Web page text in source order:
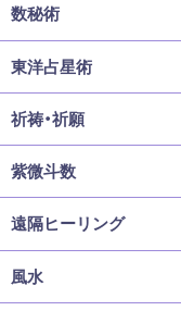
数秘術
東洋占星術
祈祷・祈願
紫微斗数
遠隔ヒーリング
風水